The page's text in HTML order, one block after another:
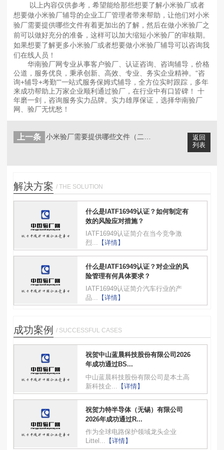
以上内容仅供参考，希望能给那些想要了解小米验厂或者
想要做小米验厂辅导的企业工厂管理者带来帮助，让他们对小米
验厂需要提供哪些文件有着更加出的了解，然后在做小米验厂之
前可以做好充分的准备，这样可以加大缩短小米验厂的审核期。
如果想要了解更多小米验厂或者想要做小米验厂辅导可以咨询我
们在线人员！
华南验厂网专业从事客户验厂、认证咨询、咨询辅导，价格
公道，服务优良，秉承创新、高效、专业、务实企业精神。“咨
询+辅导+考勤"”一站式服务保姆式辅导，全方位实时跟踪，多年
来成功帮助上万家企业顺利通过验厂，在行业中有口皆碑！ 十
年磨一剑，咨询服务实力品牌。实力雄厚保证，选择华南验厂
网、验厂无忧愁！
返回
列表
上一条
解决方案 / THE SOLUTION
什么是IATF16949认证？如何制定有
效的风险应对措施？
IATF16949认证简介在当今竞争激
烈...
【详情】
什么是IATF16949认证？对企业的风
险管理有何具体要求？
IATF16949认证简介汽车行业的产
品...
【详情】
成功案例 / SUCCESSFUL CASES
祝贺中山蓝晨科技股份有限公司2026
年成功通过BS...
中山蓝晨科技股份有限公司是本土高
新科技企...
【详情】
祝贺力特半导体（无锡）有限公司
2026年成功通过R...
作为全球电路保护领域龙头企业
Littel... 【详情】